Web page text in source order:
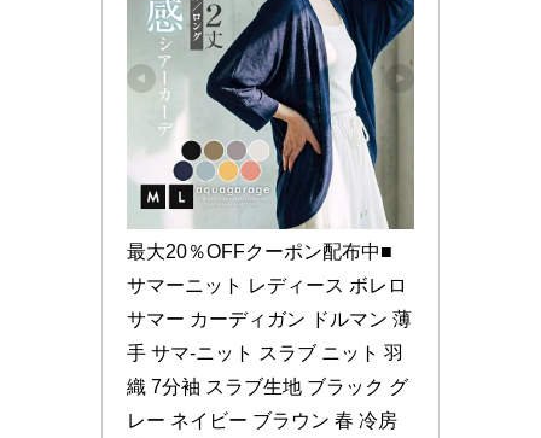
最大20％OFFクーポン配布中■
サマーニット レディース ボレロ
サマー カーディガン ドルマン 薄
手 サマ-ニット スラブ ニット 羽
織 7分袖 スラブ生地 ブラック グ
レー ネイビー ブラウン 春 冷房